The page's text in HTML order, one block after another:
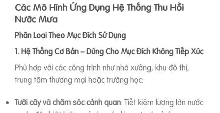
Các Mô Hình Ứng Dụng Hệ Thống Thu Hồi
Nước Mưa
Phân Loại Theo Mục Đích Sử Dụng
1. Hệ Thống Cơ Bản – Dùng Cho Mục Đích Không Tiếp Xúc
Phù hợp với các công trình như nhà xưởng, khu đô thị,
trung tâm thương mại hoặc trường học:
Tưới cây và chăm sóc cảnh quan: Tiết kiệm lượng lớn nước